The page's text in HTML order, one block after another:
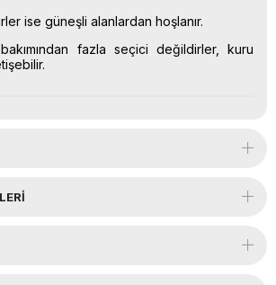
ise güneşli alanlardan hoşlanır.
fazla seçici değildirler, kuru